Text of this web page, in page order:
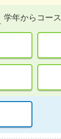
学年からコー